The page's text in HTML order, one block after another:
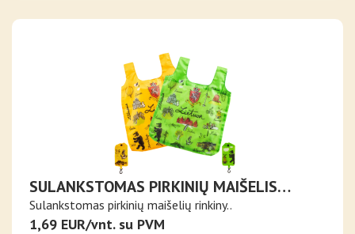
SULANKSTOMAS PIRKINIŲ MAIŠELIS
LIETUVA
Sulankstomas pirkinių maišelių rinkiny..
1,69 EUR/vnt. su PVM